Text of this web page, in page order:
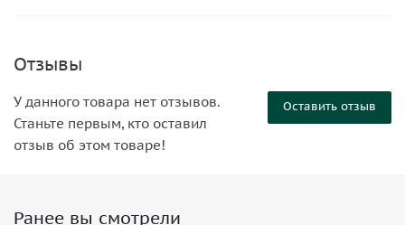
Отзывы
Оставить отзыв
У данного товара нет отзывов.
Станьте первым, кто оставил
отзыв об этом товаре!
Ранее вы смотрели